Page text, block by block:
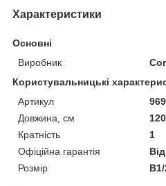
Характеристики
Основні
Виробник
Користувальницькі
Артикул
Довжина, см
120
Кратність
1
Офіційна гарантія
Розмір